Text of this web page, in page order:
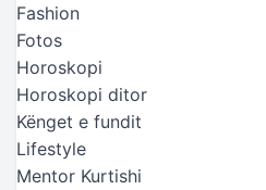
Fashion
Fotos
Horoskopi
Horoskopi ditor
Kënget e fundit
Lifestyle
Mentor Kurtishi